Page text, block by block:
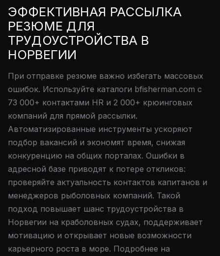
ЭФФЕКТИВНАЯ РАССЫЛКА
РЕЗЮМЕ ДЛЯ
ТРУДОУСТРОЙСТВА В
НОРВЕГИИ
При отправке резюме важно избегать массовых
ошибок. Используйте каталоги bfisherman.com с
73 000+ контактами HR и 2 000+ крюинговых
компаний для прямой рассылки.
Автоматизированные инструменты ускоряют
подбор вакансий и экономят время, снижая
конкуренцию на общих порталах. Ошибки в
адресной базе приводят к потере откликов:
проверяйте актуальность контактов капитанов и
менеджеров рыболовных компаний. Такой
подход повышает шанс трудоустройства в
Норвегии на краболовных судах, поддерживает
мотивацию и открывает новые возможности
карьерного роста в море. Подробнее на